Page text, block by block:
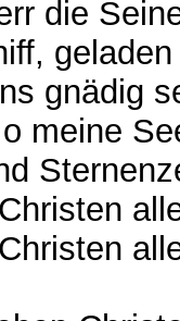
die
gnädig
meine